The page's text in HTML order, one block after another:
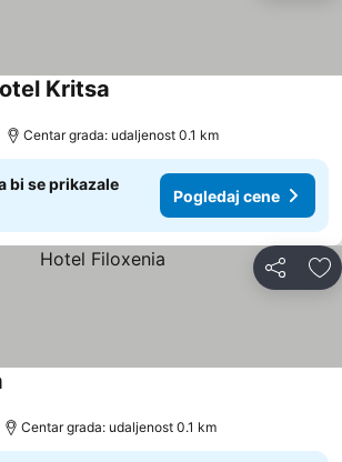
Kritsa
Centar grada: udaljenost 0.1 km
bi se prikazale
Pogledaj cene
Deli
Centar grada: udaljenost 0.1 km